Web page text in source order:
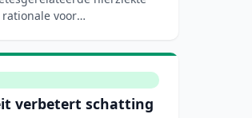
voor
verbetert schatting